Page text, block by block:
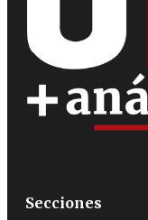
Secciones